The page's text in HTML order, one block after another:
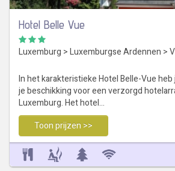
Hotel Belle Vue
Luxemburg >Luxemburgse Ardennen >
In het karakteristieke Hotel Belle-Vue
je beschikking voor een verzorgd
Luxemburg. Het hotel…
Toon prijzen >>